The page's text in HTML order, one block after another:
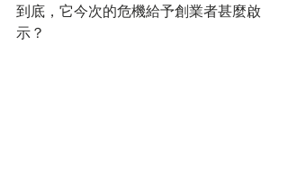
到底，它今次的危機給予創業者甚麼啟
示？